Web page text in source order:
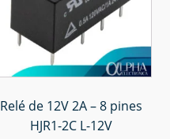
Relé de 12V 2A – 8 pines
HJR1-2C L-12V